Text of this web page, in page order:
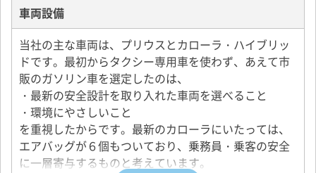
＊「病気治療、介護、子育て中の就労支援」について
も行っております。
車両設備
当社の主な車両は、プリウスとカローラ・ハイブリッ
ドです。最初からタクシー専用車を使わず、あえて市
販のガソリン車を選定したのは、
・最新の安全設計を取り入れた車両を選べること
・環境にやさしいこと
を重視したからです。最新のカローラにいたっては、
エアバッグが６個もついており、乗務員・乗客の安全
に一層寄与するものと考えています。